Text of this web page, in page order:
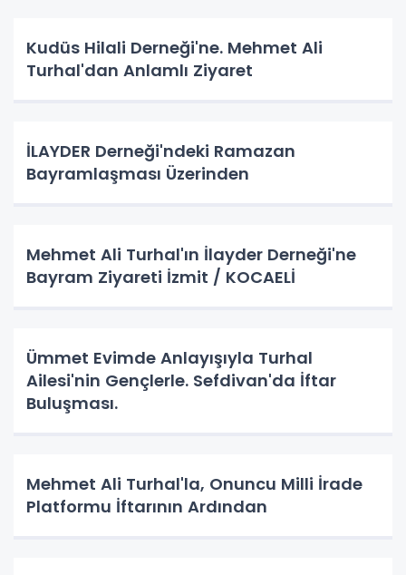
Kudüs Hilali Derneği'ne. Mehmet Ali
Turhal'dan Anlamlı Ziyaret
İLAYDER Derneği'ndeki Ramazan
Bayramlaşması Üzerinden
Mehmet Ali Turhal'ın İlayder Derneği'ne
Bayram Ziyareti İzmit / KOCAELİ
Ümmet Evimde Anlayışıyla Turhal
Ailesi'nin Gençlerle. Sefdivan'da İftar
Buluşması.
Mehmet Ali Turhal'la, Onuncu Milli İrade
Platformu İftarının Ardından